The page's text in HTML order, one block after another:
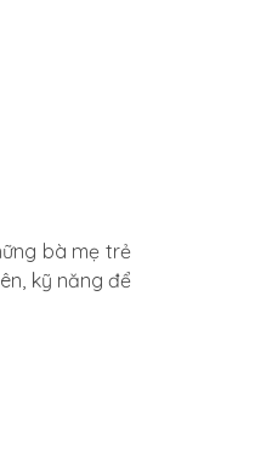
bà mẹ trẻ
kỹ năng để